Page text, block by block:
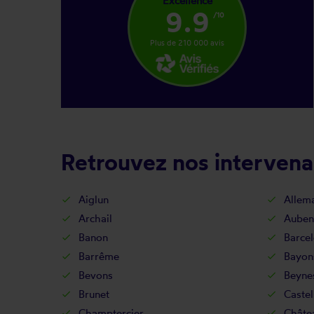
9.9 /10
Plus de 210 000 avis
Retrouvez nos
Aiglun
Archail
Banon
Barrême
Bevons
Brunet